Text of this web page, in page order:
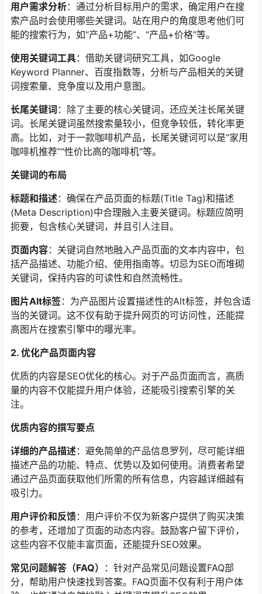
用户需求分析：通过分析目标用户的需求，确定用户在搜
索产品时会使用哪些关键词。站在用户的角度思考他们可
能的搜索行为，如“产品+功能”、“产品+价格”等。
使用关键词工具：借助关键词研究工具，如Google
Keyword Planner、百度指数等，分析与产品相关的关键
词搜索量、竞争度以及用户意图。
长尾关键词 ：除了主要的核心关键词，还应关注长尾关键
词。长尾关键词虽然搜索量较小，但竞争较低，转化率更
高。比如，对于一款咖啡机产品，长尾关键词可以是“家用
咖啡机推荐”“性价比高的咖啡机”等。
关键词的布局
标题和描述：确保在产品页面的标题(Title Tag)和描述
(Meta Description)中合理融入主要关键词。标题应简明
扼要，包含核心关键词，并且引人注目。
页面内容：关键词自然地融入产品页面的文本内容中，包
括产品描述、功能介绍、使用指南等。切忌为SEO而堆砌
关键词，保持内容的可读性和自然流畅性。
图片Alt标签：为产品图片设置描述性的Alt标签，并包含适
当的关键词。这不仅有助于提升网页的可访问性，还能提
高图片在搜索引擎中的曝光率。
2. 优化产品页面内容
优质的内容是SEO优化的核心。对于产品页面而言，高质
量的内容不仅能提升用户体验，还能吸引搜索引擎的关
注。
优质内容的撰写要点
详细的产品描述：避免简单的产品信息罗列，尽可能详细
描述产品的功能、特点、优势以及如何使用。消费者希望
通过产品页面获取他们所需的所有信息，内容越详细越有
吸引力。
用户评价和反馈：用户评价不仅为新客户提供了购买决策
的参考，还增加了页面的动态内容。鼓励客户留下评价，
这些内容不仅能丰富页面，还能提升SEO效果。
常见问题解答（FAQ）
：针对产品常见问题设置FAQ部
分，帮助用户快速找到答案。FAQ页面不仅有利于用户体